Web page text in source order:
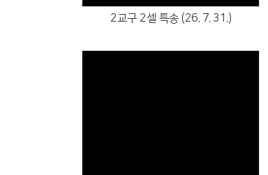
2교구 2셀 특송 (26. 7. 31.)